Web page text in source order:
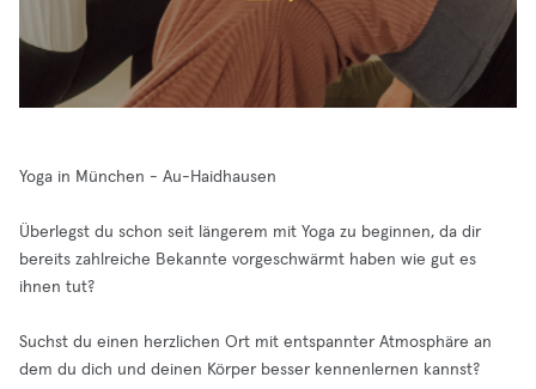
Yoga in München - Au-Haidhausen
Überlegst du schon seit längerem mit Yoga zu beginnen, da dir
bereits zahlreiche Bekannte vorgeschwärmt haben wie gut es
ihnen tut?
Suchst du einen herzlichen Ort mit entspannter Atmosphäre an
dem du dich und deinen Körper besser kennenlernen kannst?